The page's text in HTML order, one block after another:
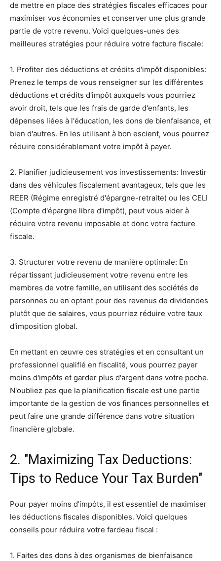
de mettre en place des stratégies fiscales efficaces pour
maximiser vos économies et conserver une plus grande
partie de votre revenu. Voici quelques-unes des
meilleures stratégies pour réduire votre facture fiscale:
1. Profiter des déductions et crédits d'impôt disponibles:
Prenez le temps de vous renseigner sur les différentes
déductions et crédits d'impôt auxquels vous pourriez
avoir droit, tels que les frais de garde d'enfants, les
dépenses liées à l'éducation, les dons de bienfaisance, et
bien d'autres. En les utilisant à bon escient, vous pourrez
réduire considérablement votre impôt à payer.
2. Planifier judicieusement vos investissements: Investir
dans des véhicules fiscalement avantageux, tels que les
REER (Régime enregistré d'épargne-retraite) ou les CELI
(Compte d'épargne libre d'impôt), peut vous aider à
réduire votre revenu imposable et donc votre facture
fiscale.
3. Structurer votre revenu de manière optimale: En
répartissant judicieusement votre revenu entre les
membres de votre famille, en utilisant des sociétés de
personnes ou en optant pour des revenus de dividendes
plutôt que de salaires, vous pourriez réduire votre taux
d'imposition global.
En mettant en œuvre ces stratégies et en consultant un
professionnel qualifié en fiscalité, vous pourrez payer
moins d'impôts et garder plus d'argent dans votre poche.
N'oubliez pas que la planification fiscale est une partie
importante de la gestion de vos finances personnelles et
peut faire une grande différence dans votre situation
financière globale.
2. "Maximizing Tax Deductions:
Tips to Reduce Your Tax Burden"
Pour payer moins d'impôts, il est essentiel de maximiser
les déductions fiscales disponibles. Voici quelques
conseils pour réduire votre fardeau fiscal :
1. Faites des dons à des organismes de bienfaisance